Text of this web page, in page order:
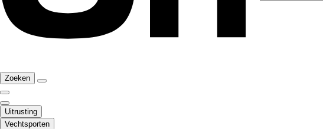
Zoeken
Uitrusting
Vechtsporten